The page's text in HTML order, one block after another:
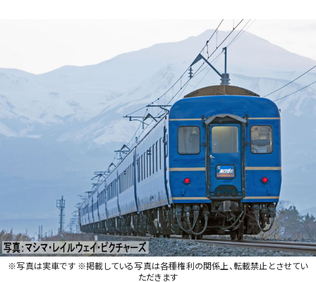
※写真は実車です ※掲載している写真は各種権利の関係上、転載禁止とさせてい
ただきます